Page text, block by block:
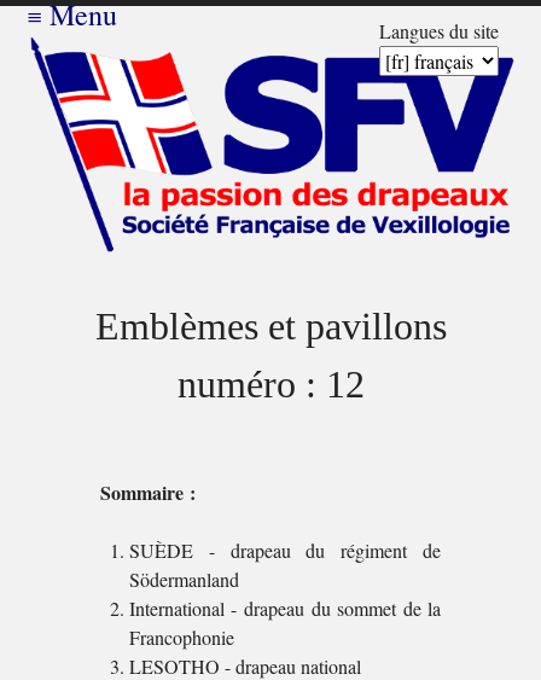
Langues du site
≡Menu
Emblèmes et pavillons
numéro : 12
Sommaire :
SUÈDE - drapeau du régiment de
Södermanland
International - drapeau du sommet de la
Francophonie
LESOTHO - drapeau national